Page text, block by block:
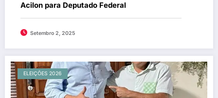
Acilon para Deputado Federal
Setembro 2, 2025
ELEIÇÕES 2026